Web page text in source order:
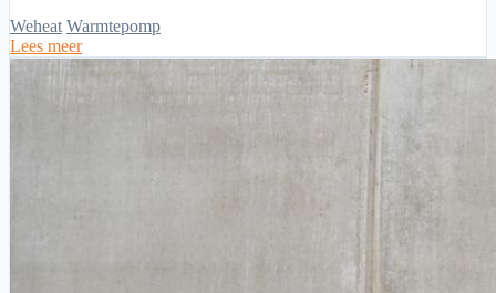
Weheat Warmtepomp
Lees meer